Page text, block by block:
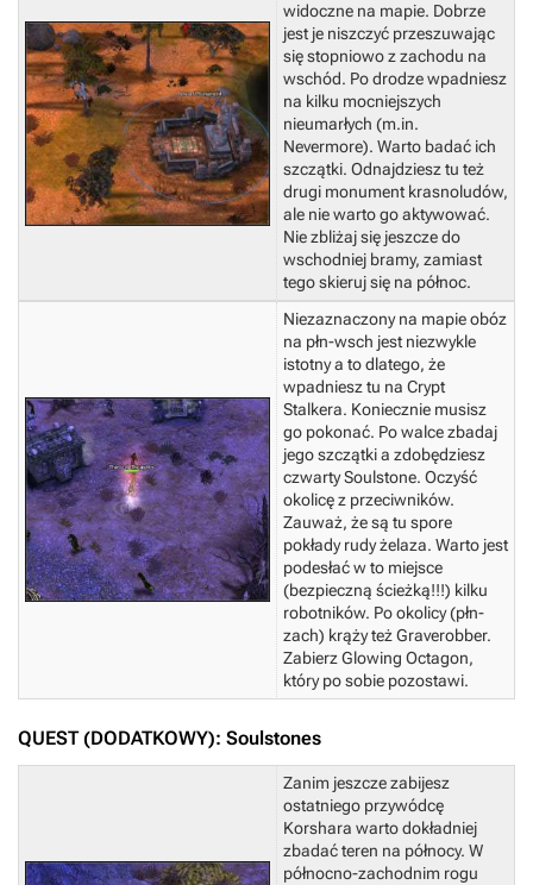
widoczne na mapie. Dobrze
jest je niszczyć przeszuwając
się stopniowo z zachodu na
wschód. Po drodze wpadniesz
na kilku mocniejszych
nieumarłych (m.in.
Nevermore). Warto badać ich
szczątki. Odnajdziesz tu też
drugi monument krasnoludów,
ale nie warto go aktywować.
Nie zbliżaj się jeszcze do
wschodniej bramy, zamiast
tego skieruj się na północ.
Niezaznaczony na mapie obóz
na płn-wsch jest niezwykle
istotny a to dlatego, że
wpadniesz tu na Crypt
Stalkera. Koniecznie musisz
go pokonać. Po walce zbadaj
jego szczątki a zdobędziesz
czwarty Soulstone. Oczyść
okolicę z przeciwników.
Zauważ, że są tu spore
pokłady rudy żelaza. Warto jest
podesłać w to miejsce
(bezpieczną ścieżką!!!) kilku
robotników. Po okolicy (płn-
zach) krąży też Graverobber.
Zabierz Glowing Octagon,
który po sobie pozostawi.
QUEST (DODATKOWY): Soulstones
Zanim jeszcze zabijesz
ostatniego przywódcę
Korshara warto dokładniej
zbadać teren na północy. W
północno-zachodnim rogu